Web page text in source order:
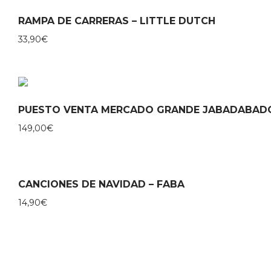
RAMPA DE CARRERAS – LITTLE DUTCH
33,90€
PUESTO VENTA MERCADO GRANDE
149,00€
CANCIONES DE NAVIDAD – FABA
14,90€